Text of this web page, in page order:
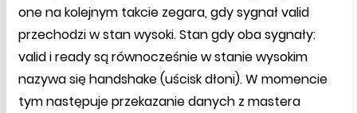
one na kolejnym takcie zegara, gdy sygnał valid
przechodzi w stan wysoki. Stan gdy oba sygnały:
valid i ready są równocześnie w stanie wysokim
nazywa się handshake (uścisk dłoni). W momencie
tym następuje przekazanie danych z mastera